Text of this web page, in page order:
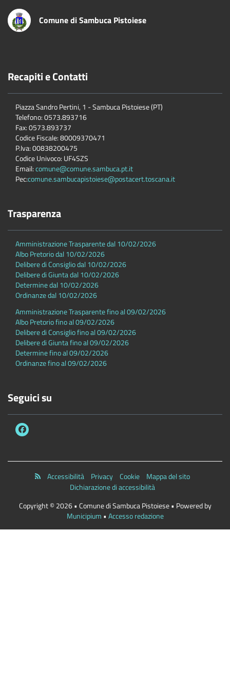
Comune di Sambuca Pistoiese
Recapiti e Contatti
Piazza Sandro Pertini, 1 - Sambuca Pistoiese (PT)
Telefono: 0573.893716
Fax: 0573.893737
Codice Fiscale: 80009370471
P.Iva: 00838200475
Codice Univoco: UF4SZS
Email:comune@comune.sambuca.pt.it
Pec:comune.sambucapistoiese@postacert.toscana.it
Trasparenza
Amministrazione Trasparente dal 10/02/2026
Albo Pretorio dal 10/02/2026
Delibere di Consiglio dal 10/02/2026
Delibere di Giunta dal 10/02/2026
Determine dal 10/02/2026
Ordinanze dal 10/02/2026
Amministrazione Trasparente fino al 09/02/2026
Albo Pretorio fino al 09/02/2026
Delibere di Consiglio fino al 09/02/2026
Delibere di Giunta fino al 09/02/2026
Determine fino al 09/02/2026
Ordinanze fino al 09/02/2026
Seguici su
Accessibilità Privacy Cookie
Mappa del sito
Dichiarazione di accessibilità
Copyright © 2026 • Comune di Sambuca Pistoiese • Powered by
Municipium • Accesso redazione